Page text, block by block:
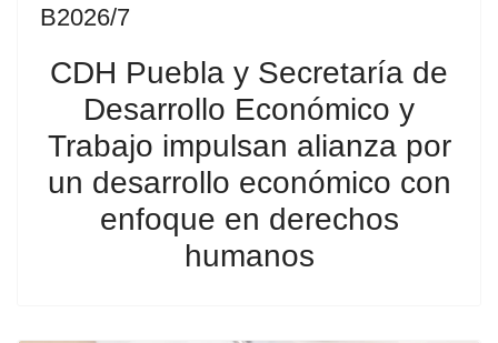
B2026/7
CDH Puebla y Secretaría de
Desarrollo Económico y
Trabajo impulsan alianza por
un desarrollo económico con
enfoque en derechos
humanos